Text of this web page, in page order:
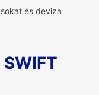
és deviza